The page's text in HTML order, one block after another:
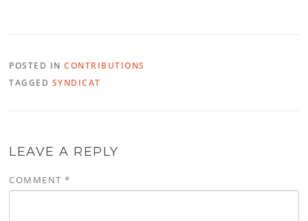
POSTED INCONTRIBUTIONS
TAGGED SYNDICAT
LEAVE A REPLY
COMMENT*